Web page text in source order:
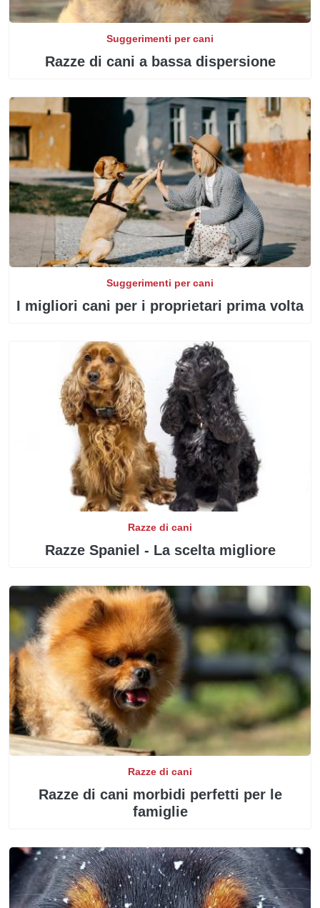
Suggerimenti per cani
Razze di cani a bassa dispersione
Suggerimenti per cani
I migliori cani per i proprietari prima volta
Razze di cani
Razze Spaniel - La scelta migliore
Razze di cani
Razze di cani morbidi perfetti per le
famiglie